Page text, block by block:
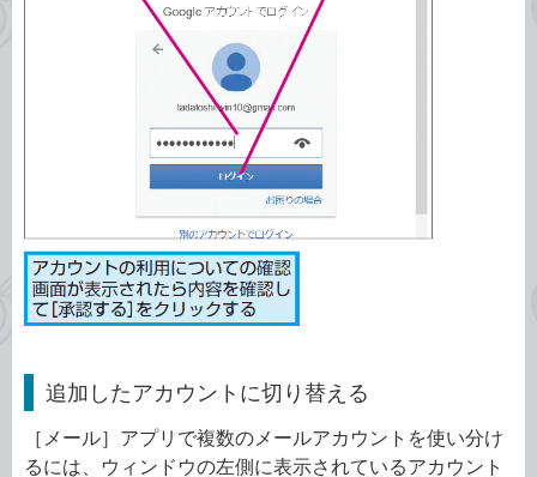
追加したアカウントに切り替える
［メール］アプリで複数のメールアカウントを使い分け
るには、ウィンドウの左側に表示されているアカウント